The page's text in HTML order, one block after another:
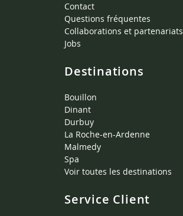
Contact
Questions fréquentes
Collaborations et partenariats
Jobs
Destinations
Bouillon
Dinant
Durbuy
La Roche-en-Ardenne
Malmedy
Spa
Voir toutes les destinations
Service Client